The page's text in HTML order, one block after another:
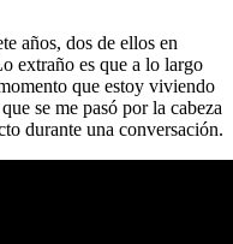
años, dos de ellos en
extraño es que a lo largo
que estoy viviendo
se me pasó por la cabeza
durante una conversación.